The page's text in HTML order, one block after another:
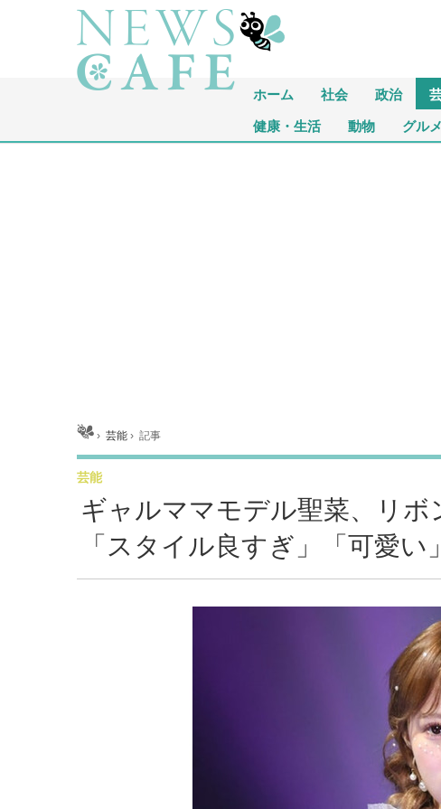
ホーム 社会 政治
健康・生活 動物 グルメ
ホーム ›芸能 ›記事
ギャルママモデル聖菜、リ
「スタイル良すぎ」「可愛い」
芸能